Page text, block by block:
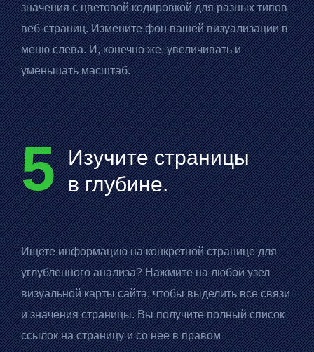
значения с цветовой кодировкой для разных типов
веб-страниц. Измените фон вашей визуализации в
меню слева. И, конечно же, увеличивать и
уменьшать масштаб.
5 Изучите страницы
в глубине.
Ищете информацию на конкретной странице для
углубленного анализа? Нажмите на любой узел
визуальной карты сайта, чтобы выделить все связи
и значения страницы. Вы получите полный список
ссылок на страницу и со нее в правом